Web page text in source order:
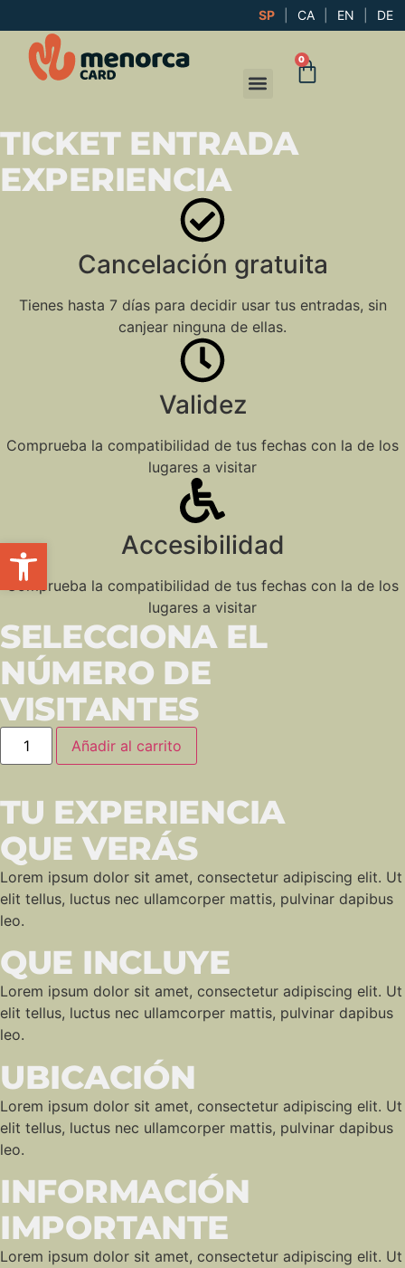
Abrir barra de herramientas
SP CA EN DE
0
TICKET ENTRADA
EXPERIENCIA
Cancelación gratuita
Tienes hasta 7 días para decidir usar tus entradas, sin
canjear ninguna de ellas.
Validez
Comprueba la compatibilidad de tus fechas con la de los
lugares a visitar
Accesibilidad
Comprueba la compatibilidad de tus fechas con la de los
lugares a visitar
SELECCIONA EL
NÚMERO DE
VISITANTES
Añadir al carrito
TU EXPERIENCIA
QUE VERÁS
Lorem ipsum dolor sit amet, consectetur adipiscing elit. Ut
elit tellus, luctus nec ullamcorper mattis, pulvinar dapibus
leo.
QUE INCLUYE
Lorem ipsum dolor sit amet, consectetur adipiscing elit. Ut
elit tellus, luctus nec ullamcorper mattis, pulvinar dapibus
leo.
UBICACIÓN
Lorem ipsum dolor sit amet, consectetur adipiscing elit. Ut
elit tellus, luctus nec ullamcorper mattis, pulvinar dapibus
leo.
INFORMACIÓN
IMPORTANTE
Lorem ipsum dolor sit amet, consectetur adipiscing elit. Ut